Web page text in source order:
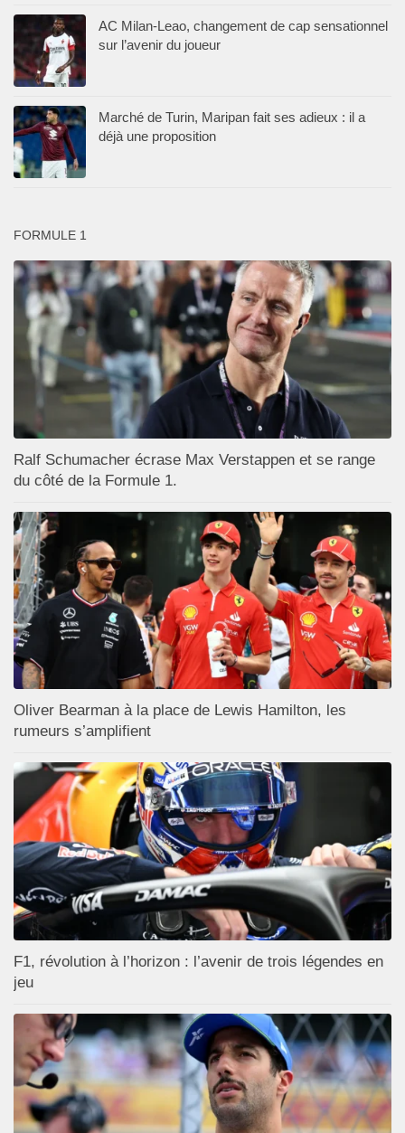
AC Milan-Leao, changement de cap sensationnel
sur l’avenir du joueur
Marché de Turin, Maripan fait ses adieux : il a
déjà une proposition
FORMULE 1
Ralf Schumacher écrase Max Verstappen et se range
du côté de la Formule 1.
Oliver Bearman à la place de Lewis Hamilton, les
rumeurs s’amplifient
F1, révolution à l’horizon : l’avenir de trois légendes en
jeu